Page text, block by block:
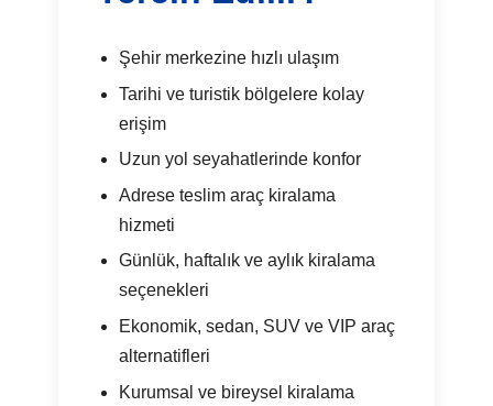
Şehir merkezine hızlı ulaşım
Tarihi ve turistik bölgelere kolay
erişim
Uzun yol seyahatlerinde konfor
Adrese teslim araç kiralama
hizmeti
Günlük, haftalık ve aylık kiralama
seçenekleri
Ekonomik, sedan, SUV ve VIP araç
alternatifleri
Kurumsal ve bireysel kiralama